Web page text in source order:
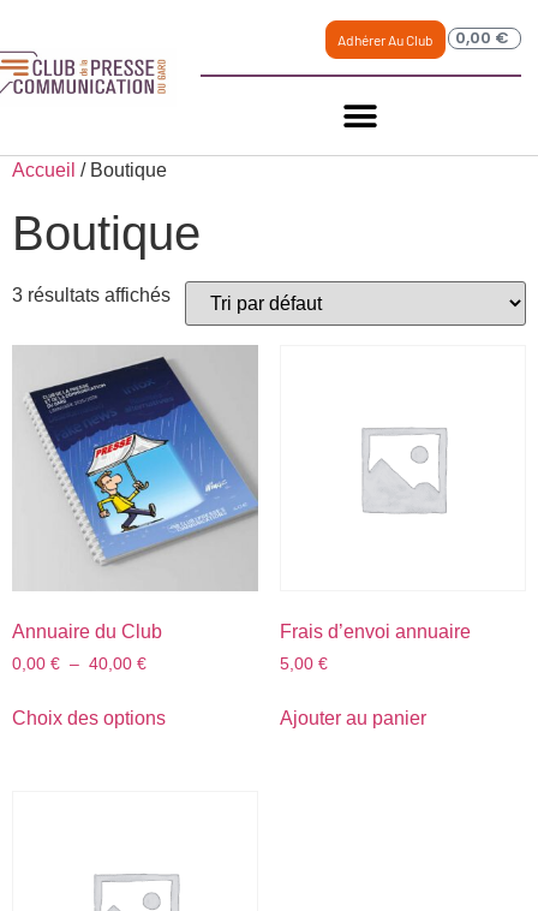
Adhérer Au Club 0,00 €
Accueil / Boutique
Boutique
3 résultats affichés
Annuaire du Club
0,00 € – 40,00 €
Choix des options
Frais d’envoi annuaire
5,00 €
Ajouter au panier